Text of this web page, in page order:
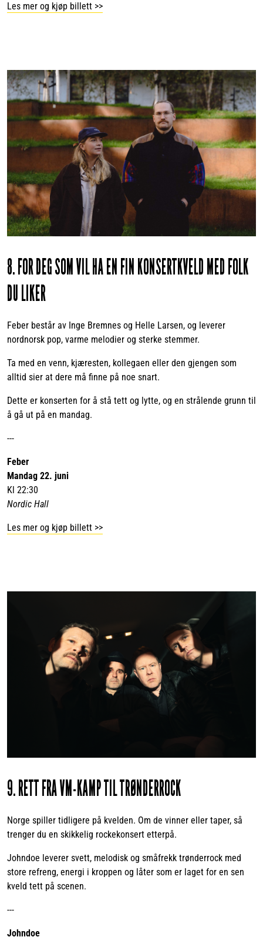
Les mer og kjøp billett >>
8. FOR DEG SOM VIL HA EN FIN KONSERTKVELD MED FOLK
DU LIKER
Feber består av Inge Bremnes og Helle Larsen, og leverer
nordnorsk pop, varme melodier og sterke stemmer.
Ta med en venn, kjæresten, kollegaen eller den gjengen som
alltid sier at dere må finne på noe snart.
Dette er konserten for å stå tett og lytte, og en strålende grunn til
å gå ut på en mandag.
---
Feber
Mandag 22. juni
Kl 22:30
Nordic Hall
Les mer og kjøp billett >>
9. RETT FRA VM-KAMP TIL TRØNDERROCK
Norge spiller tidligere på kvelden. Om de vinner eller taper, så
trenger du en skikkelig rockekonsert etterpå.
Johndoe leverer svett, melodisk og småfrekk trønderrock med
store refreng, energi i kroppen og låter som er laget for en sen
kveld tett på scenen.
---
Johndoe